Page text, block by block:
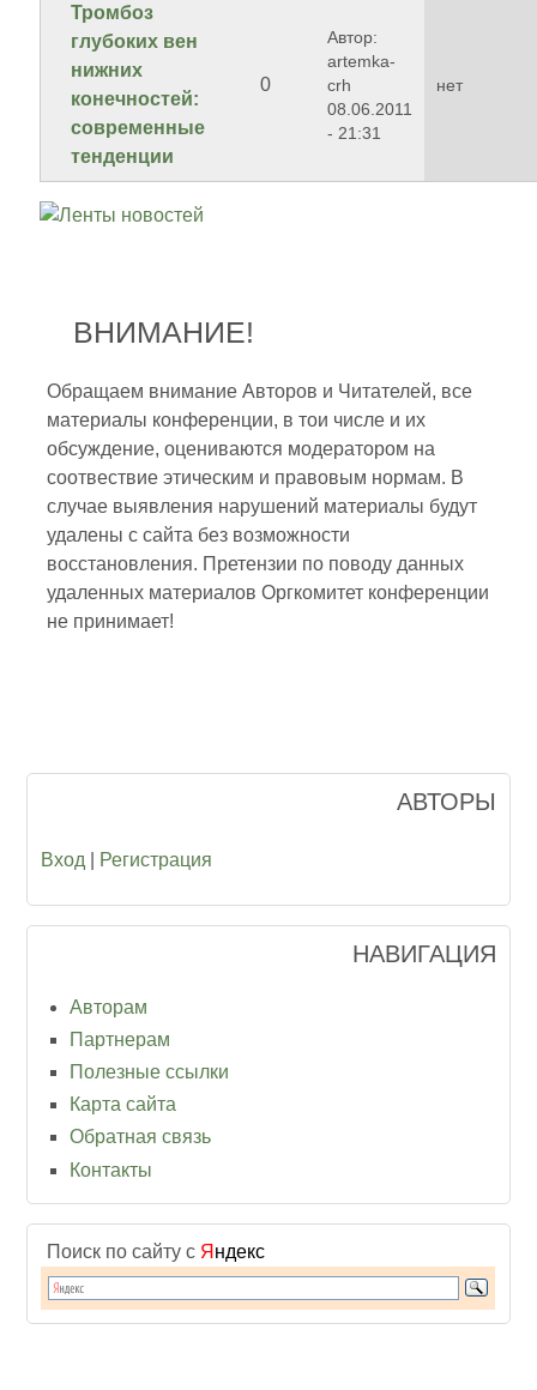
Тромбоз
глубоких вен
нижних
конечностей:
современные
тенденции
0
Автор:
artemka-
crh
08.06.2011
- 21:31
нет
ВНИМАНИЕ!
Обращаем внимание Авторов и Читателей, все
материалы конференции, в тои числе и их
обсуждение, оцениваются модератором на
соотвествие этическим и правовым нормам. В
случае выявления нарушений материалы будут
удалены с сайта без возможности
восстановления. Претензии по поводу данных
удаленных материалов Оргкомитет конференции
не принимает!
АВТОРЫ
Вход Регистрация
НАВИГАЦИЯ
Авторам
Партнерам
Полезные ссылки
Карта сайта
Обратная связь
Контакты
Поиск по сайту с Я ндекс